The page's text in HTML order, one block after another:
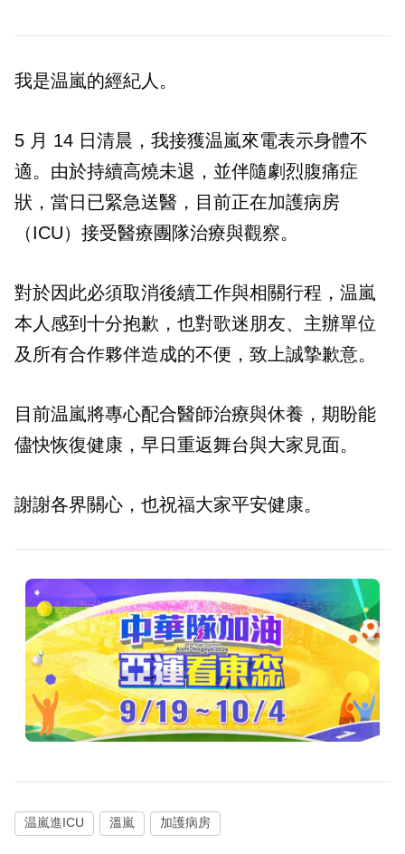
我是温嵐的經紀人。
5 月 14 日清晨，我接獲温嵐來電表示身體不
適。由於持續高燒未退，並伴隨劇烈腹痛症
狀，當日已緊急送醫，目前正在加護病房
（ICU）接受醫療團隊治療與觀察。
對於因此必須取消後續工作與相關行程，温嵐
本人感到十分抱歉，也對歌迷朋友、主辦單位
及所有合作夥伴造成的不便，致上誠摯歉意。
目前温嵐將專心配合醫師治療與休養，期盼能
儘快恢復健康，早日重返舞台與大家見面。
謝謝各界關心，也祝福大家平安健康。
温嵐進ICU 溫嵐 加護病房